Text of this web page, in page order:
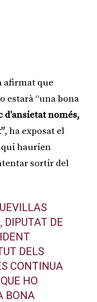
afirmat que
estarà “una bona
d’ansietat només,
, ha exposat el
qui haurien
sortir del
], DIPUTAT DE
DELS
CONTINUA
HO
BONA